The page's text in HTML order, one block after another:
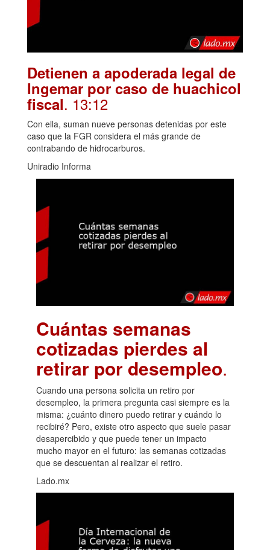
Detienen a apoderada legal de
Ingemar por caso de huachicol
fiscal. 13:12
Con ella, suman nueve personas detenidas por este
caso que la FGR considera el más grande de
contrabando de hidrocarburos.
Uniradio Informa
Cuántas semanas
cotizadas pierdes al
retirar por desempleo.
Cuando una persona solicita un retiro por
desempleo, la primera pregunta casi siempre es la
misma: ¿cuánto dinero puedo retirar y cuándo lo
recibiré? Pero, existe otro aspecto que suele pasar
desapercibido y que puede tener un impacto
mucho mayor en el futuro: las semanas cotizadas
que se descuentan al realizar el retiro.
Lado.mx